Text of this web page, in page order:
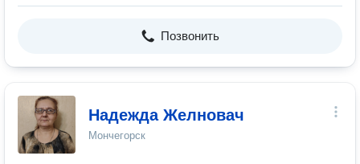
Позвонить
Надежда Желновач
Мончегорск